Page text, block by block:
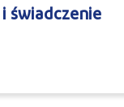
świadczenie